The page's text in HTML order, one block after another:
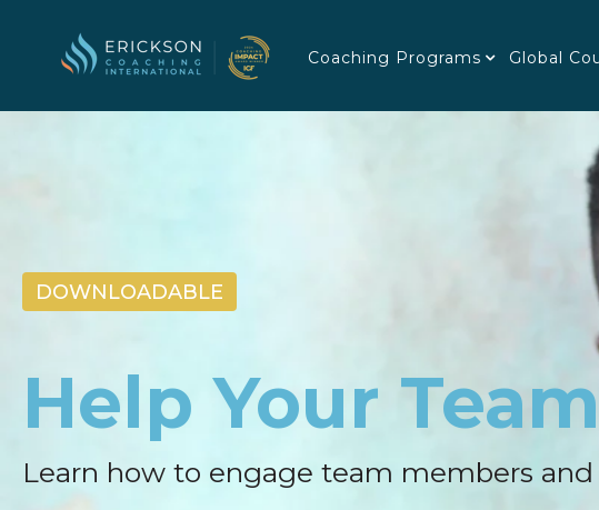
Coaching Programs Global
DOWNLOADABLE
Help Your
Learn how to engage team members